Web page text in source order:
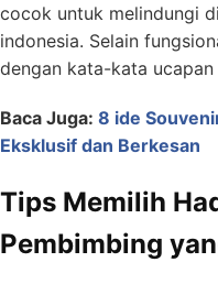
cocok untuk melindungi
indonesia. Selain
dengan kata-kata
Baca Juga: 8 ide
Eksklusif dan Berkesan
Tips Memilih
Pembimbing